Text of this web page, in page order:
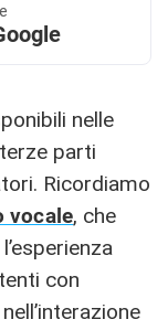
nelle
parti
Ricordiamo
vocale, che
con